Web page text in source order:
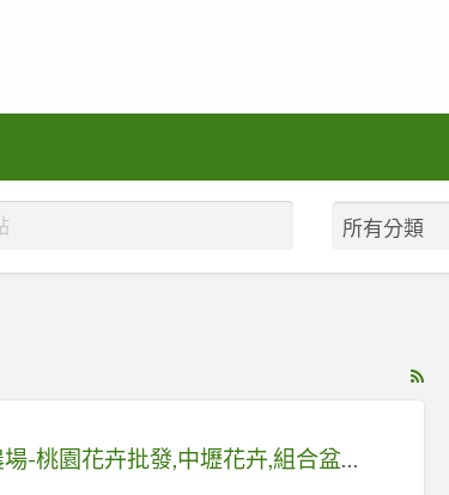
RSS
花世界花卉農場-桃園花卉批發,中壢花卉,組合盆花,桃園批發花市